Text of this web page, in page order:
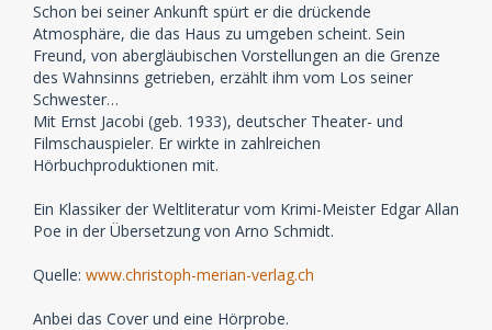
Schon bei seiner Ankunft spürt er die drückende
Atmosphäre, die das Haus zu umgeben scheint. Sein
Freund, von abergläubischen Vorstellungen an die Grenze
des Wahnsinns getrieben, erzählt ihm vom Los seiner
Schwester…
Mit Ernst Jacobi (geb. 1933), deutscher Theater- und
Filmschauspieler. Er wirkte in zahlreichen
Hörbuchproduktionen mit.
Ein Klassiker der Weltliteratur vom Krimi-Meister Edgar Allan
Poe in der Übersetzung von Arno Schmidt.
Quelle: www.christoph-merian-verlag.ch
Anbei das Cover und eine Hörprobe.